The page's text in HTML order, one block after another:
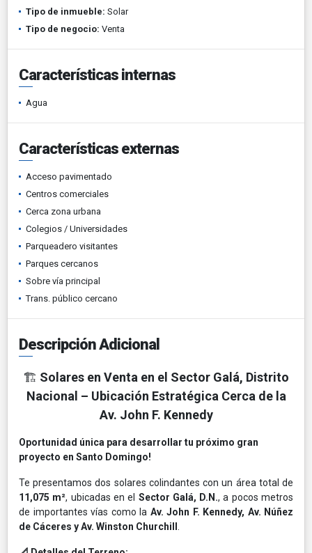
Tipo de inmueble: Solar
Tipo de negocio: Venta
Características internas
Agua
Características externas
Acceso pavimentado
Centros comerciales
Cerca zona urbana
Colegios / Universidades
Parqueadero visitantes
Parques cercanos
Sobre vía principal
Trans. público cercano
Descripción Adicional
🏗️ Solares en Venta en el Sector Galá, Distrito
Nacional – Ubicación Estratégica Cerca de la
Av. John F. Kennedy
Oportunidad única para desarrollar tu próximo gran
proyecto en Santo Domingo!
Te presentamos dos solares colindantes con un área total de
11,075 m², ubicadas en el Sector Galá, D.N., a pocos metros
de importantes vías como la Av. John F. Kennedy, Av. Núñez
de Cáceres y Av. Winston Churchill